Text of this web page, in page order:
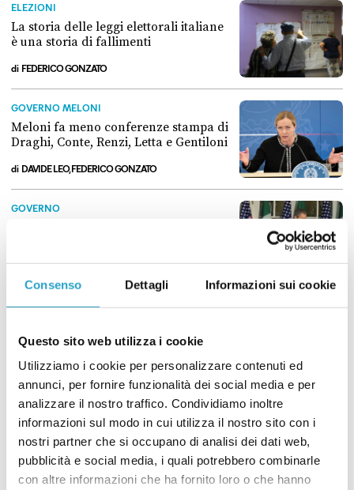
Consenso Dettagli Informazioni sui cookie
Questo sito web utilizza i cookie
Utilizziamo i cookie per personalizzare contenuti ed
annunci, per fornire funzionalità dei social media e per
analizzare il nostro traffico. Condividiamo inoltre
informazioni sul modo in cui utilizza il nostro sito con i
nostri partner che si occupano di analisi dei dati web,
pubblicità e social media, i quali potrebbero combinarle
con altre informazioni che ha fornito loro o che hanno
ELEZIONI
La storia delle leggi elettorali italiane
è una storia di fallimenti
di FEDERICO GONZATO
GOVERNO MELONI
Meloni fa meno conferenze stampa di
Draghi, Conte, Renzi, Letta e Gentiloni
di DAVIDE LEO, FEDERICO GONZATO
GOVERNO
Dopo quanto tempo i presidenti del Consiglio vanno negli Stati Uniti
GOVERNO
approvate in Italia è il più alto tra i
grandi Paesi europei
LORENZO RUFFINO
Il peso del governo sulle leggi approvate in Italia è il più alto tra i
GOVERNO
Il record del governo Meloni sui
decreti-legge
diDAVIDE LEO, FEDERICO GONZATO